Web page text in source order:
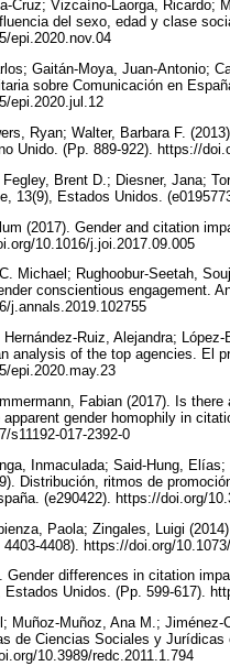
Cruz; Vizcaíno-Laorga, Ricardo;
del sexo, edad y clase
epi.2020.nov.04
Gaitán-Moya, Juan-Antonio;
sobre Comunicación en
epi.2020.jul.12
Ryan; Walter, Barbara F.
Unido. (Pp. 889-922). https://
Brent D.; Diesner, Jana;
13(9), Estados Unidos.
(2017). Gender and citation
10.1016/j.joi.2017.09.005
Michael; Rughoobur-Seetah,
conscientious engagement.
j.annals.2019.102755
Ruiz, Alejandra;
analysis of the top agencies. El
epi.2020.may.23
Fabian (2017). Is
gender homophily in
s11192-017-2392-0
Inmaculada; Said-Hung,
Distribución, ritmos de
(e290422). https://doi.org/
Paola; Zingales, Luigi
4408). https://doi.org/
Gender differences in citation
Unidos. (Pp. 599-617).
Muñoz-Muñoz, Ana M.;
de Ciencias Sociales y
10.3989/redc.2011.1.794